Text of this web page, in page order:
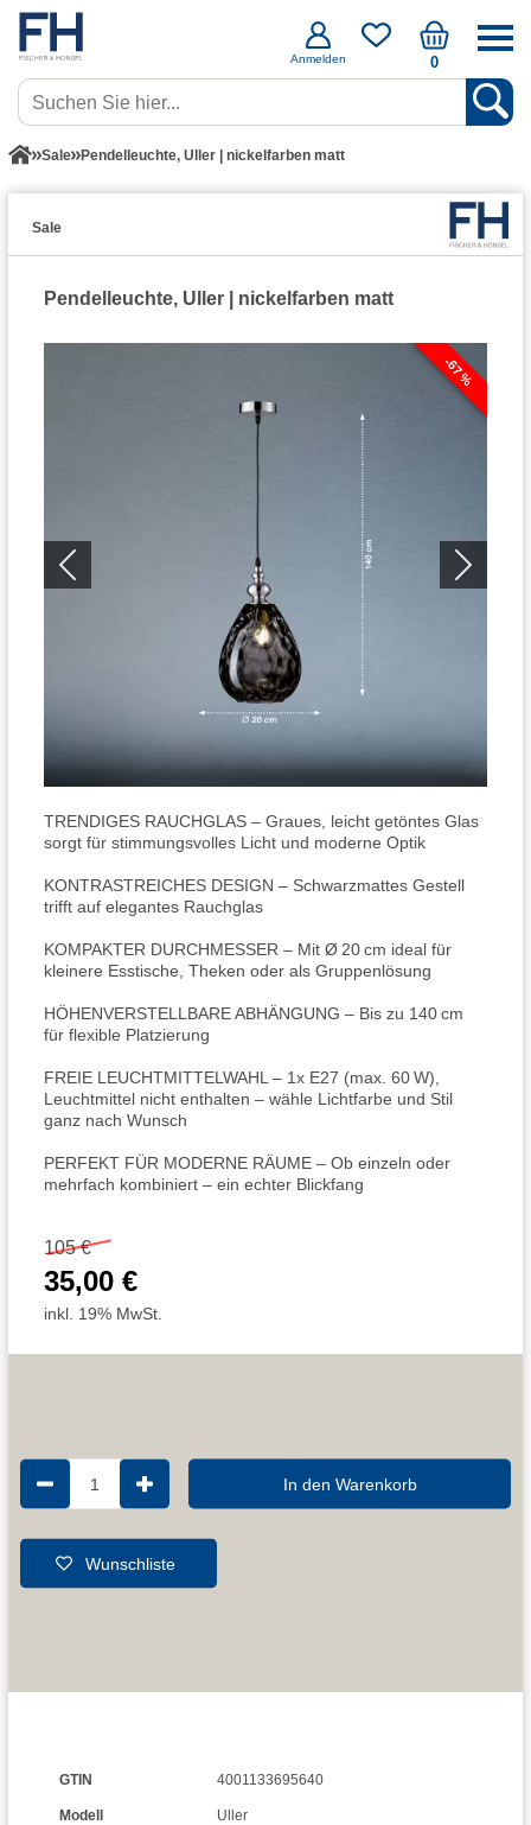
Anmelden 0
Sale Pendelleuchte, Uller | nickelfarben matt
Sale
Pendelleuchte, Uller | nickelfarben matt
-67 %
TRENDIGES RAUCHGLAS – Graues, leicht getöntes Glas
sorgt für stimmungsvolles Licht und moderne Optik
KONTRASTREICHES DESIGN – Schwarzmattes Gestell
trifft auf elegantes Rauchglas
KOMPAKTER DURCHMESSER – Mit Ø 20 cm ideal für
kleinere Esstische, Theken oder als Gruppenlösung
HÖHENVERSTELLBARE ABHÄNGUNG – Bis zu 140 cm
für flexible Platzierung
FREIE LEUCHTMITTELWAHL – 1x E27 (max. 60 W),
Leuchtmittel nicht enthalten – wähle Lichtfarbe und Stil
ganz nach Wunsch
PERFEKT FÜR MODERNE RÄUME – Ob einzeln oder
mehrfach kombiniert – ein echter Blickfang
105 €
35,00 €
inkl. 19% MwSt.
1 In den Warenkorb
Wunschliste
GTIN 4001133695640
Modell Uller